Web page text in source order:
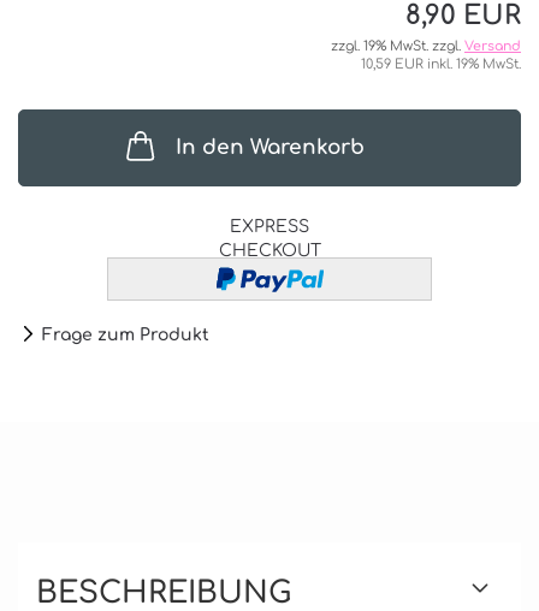
8,90 EUR
zzgl. 19% MwSt. zzgl. Versand
10,59 EUR inkl. 19% MwSt.
In den Warenkorb
EXPRESS
CHECKOUT
Frage zum Produkt
BESCHREIBUNG